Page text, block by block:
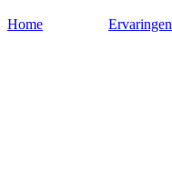
Home Ervaringen